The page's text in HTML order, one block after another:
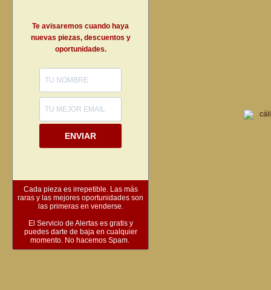
Te avisaremos cuando haya
nuevas piezas, descuentos y
oportunidades.
ENVIAR
Cada pieza es irrepetible. Las más
raras y las mejores oportunidades son
las primeras en venderse.
El Servicio de Alertas es gratis y
puedes darte de baja en cualquier
momento. No hacemos Spam.